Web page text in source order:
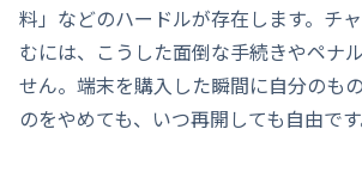
料」などのハードルが存在します。チ
むには、こうした面倒な手続きやペナ
せん。端末を購入した瞬間に自分のも
のをやめても、いつ再開しても自由です